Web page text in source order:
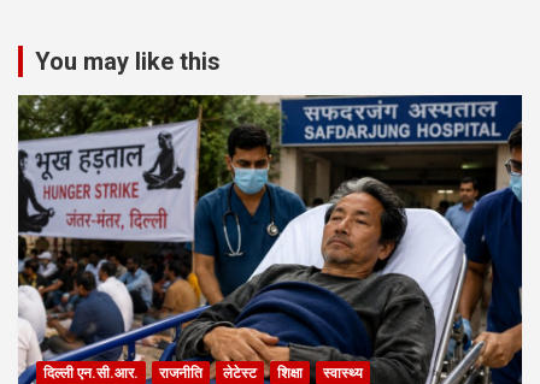
You may like this
दिल्ली एन.सी.आर. राजनीति लेटेस्ट शिक्षा स्वास्थ्य